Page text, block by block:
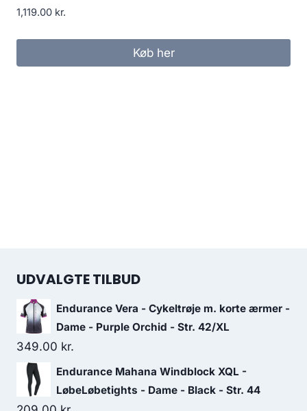
1,119.00 kr.
Køb her
UDVALGTE TILBUD
Endurance Vera - Cykeltrøje m. korte ærmer -
Dame - Purple Orchid - Str. 42/XL
349.00 kr.
Endurance Mahana Windblock XQL -
LøbeLøbetights - Dame - Black - Str. 44